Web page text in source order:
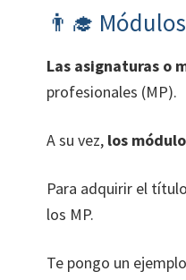
👨‍🎓
Las asignaturas o
profesionales (MP).
A su vez, los
Para adquirir el
los MP.
Te pongo un